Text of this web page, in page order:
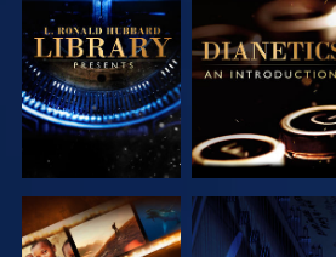
EXPLORA LAS
SERIES
EXPLORA LAS
SERIES